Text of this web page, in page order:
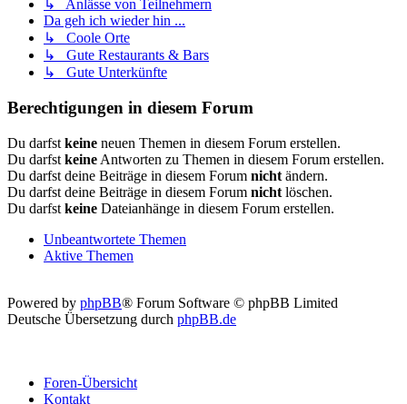
↳ Anlässe von Teilnehmern
Da geh ich wieder hin ...
↳ Coole Orte
↳ Gute Restaurants & Bars
↳ Gute Unterkünfte
Berechtigungen in diesem Forum
Du darfst keine neuen Themen in diesem Forum erstellen.
Du darfst keine Antworten zu Themen in diesem Forum erstellen.
Du darfst deine Beiträge in diesem Forum nicht ändern.
Du darfst deine Beiträge in diesem Forum nicht löschen.
Du darfst keine Dateianhänge in diesem Forum erstellen.
Unbeantwortete Themen
Aktive Themen
Powered by phpBB® Forum Software © phpBB Limited
Deutsche Übersetzung durch phpBB.de
Foren-Übersicht
Kontakt